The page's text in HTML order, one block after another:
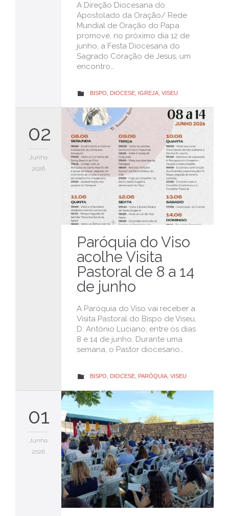
A Direção Diocesana do
Apostolado da Oração/ Rede
Mundial de Oração do Papa
promove, no próximo dia 12 de
junho, a Festa Diocesana do
Sagrado Coração de Jesus, um
encontro…
 CATEGORY
BISPO DIOCESE IGREJA VISEU
02
Junho
2026
Paróquia do Viso
acolhe Visita
Pastoral de 8 a 14
de junho
A Paróquia do Viso vai receber a
Visita Pastoral do Bispo de Viseu,
D. António Luciano, entre os dias
8 e 14 de junho. Durante uma
semana, o Pastor diocesano…
 CATEGORY
BISPO DIOCESE PARÓQUIA VISEU
01
Junho
2026